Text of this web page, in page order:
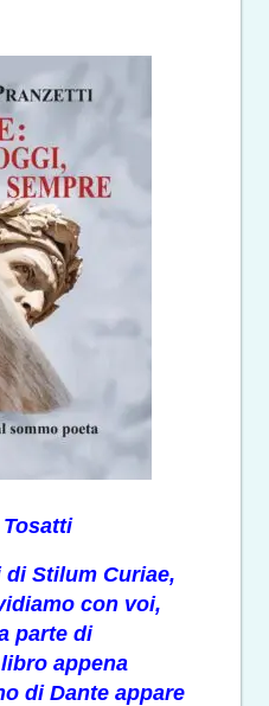
Stilum Curiae,
con voi,
parte di
appena
di Dante appare